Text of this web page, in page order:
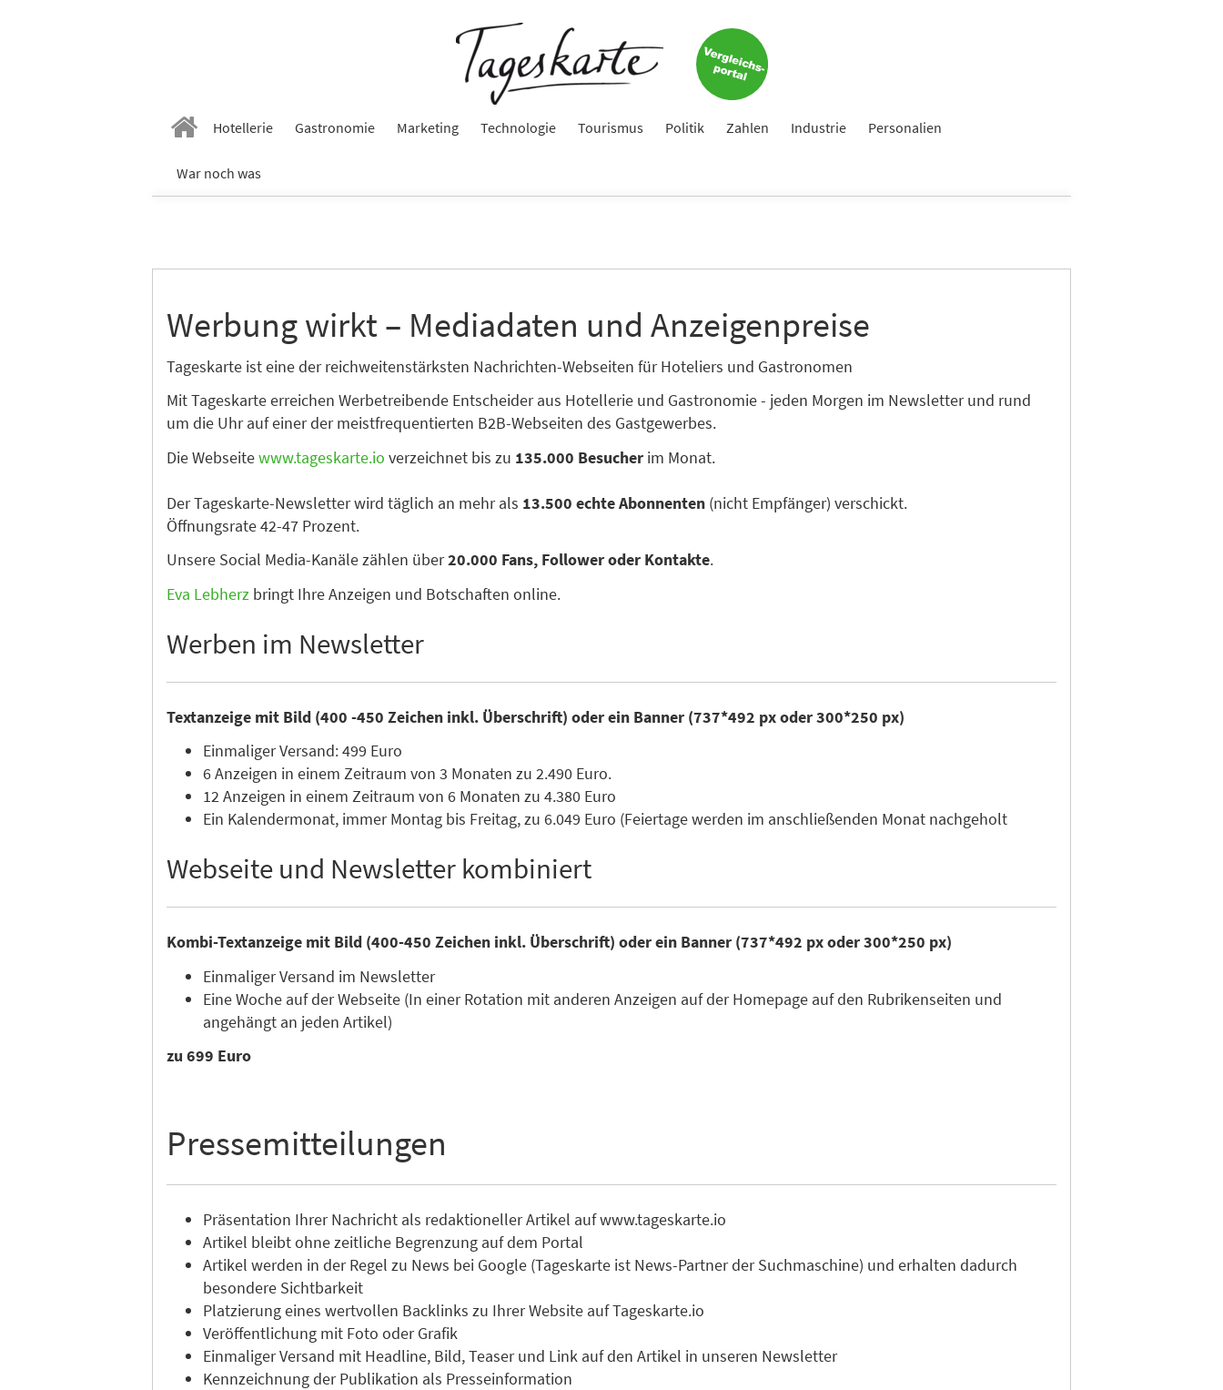
Hotellerie Gastronomie Marketing Technologie Tourismus Politik Zahlen Industrie Personalien
War noch was
Werbung wirkt – Mediadaten und Anzeigenpreise
Tageskarte ist eine der reichweitenstärksten Nachrichten-Webseiten für Hoteliers und Gastronomen
Mit Tageskarte erreichen Werbetreibende Entscheider aus Hotellerie und Gastronomie - jeden Morgen im Newsletter und rund
um die Uhr auf einer der meistfrequentierten B2B-Webseiten des Gastgewerbes.
Die Webseitewww.tageskarte.io verzeichnet bis zu 135.000 Besucher im Monat.
Der Tageskarte-Newsletter wird täglich an mehr als 13.500 echte Abonnenten (nicht Empfänger) verschickt.
Öffnungsrate 42-47 Prozent.
Unsere Social Media-Kanäle zählen über20.000 Fans, Follower oder Kontakte.
Eva Lebherz bringt Ihre Anzeigen und Botschaften online.
Werben im Newsletter
Textanzeige mit Bild (400 -450 Zeichen inkl. Überschrift) oder ein Banner (737*492 px oder 300*250 px)
Einmaliger Versand: 499 Euro
6 Anzeigen in einem Zeitraum von 3 Monaten zu 2.490 Euro.
12 Anzeigen in einem Zeitraum von 6 Monaten zu 4.380 Euro
Ein Kalendermonat, immer Montag bis Freitag, zu 6.049 Euro (Feiertage werden im anschließenden Monat nachgeholt
Webseite und Newsletter kombiniert
Kombi-Textanzeige mit Bild (400-450 Zeichen inkl. Überschrift) oder ein Banner (737*492 px oder 300*250 px)
Einmaliger Versand im Newsletter
Eine Woche auf der Webseite (In einer Rotation mit anderen Anzeigen auf der Homepage auf den Rubrikenseiten und
angehängt an jeden Artikel)
zu 699 Euro
Pressemitteilungen
Präsentation Ihrer Nachricht als redaktioneller Artikel auf www.tageskarte.io
Artikel bleibt ohne zeitliche Begrenzung auf dem Portal
Artikel werden in der Regel zu News bei Google (Tageskarte ist News-Partner der Suchmaschine) und erhalten dadurch
besondere Sichtbarkeit
Platzierung eines wertvollen Backlinks zu Ihrer Website auf Tageskarte.io
Veröffentlichung mit Foto oder Grafik
Einmaliger Versand mit Headline, Bild, Teaser und Link auf den Artikel in unseren Newsletter
Kennzeichnung der Publikation als Presseinformation